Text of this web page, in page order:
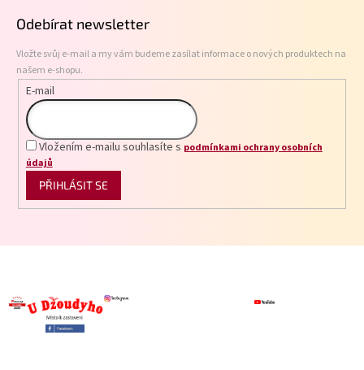
Odebírat newsletter
Vložte svůj e-mail a my vám budeme zasílat informace o nových produktech na
našem e-shopu.
E-mail
Vložením e-mailu souhlasíte s podmínkami ochrany osobních
údajů
PŘIHLÁSIT SE